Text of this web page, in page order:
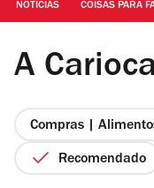
NOTÍCIAS COISAS PARA
©Sergio Calleja
A Carioca
Compras |
Recomendado